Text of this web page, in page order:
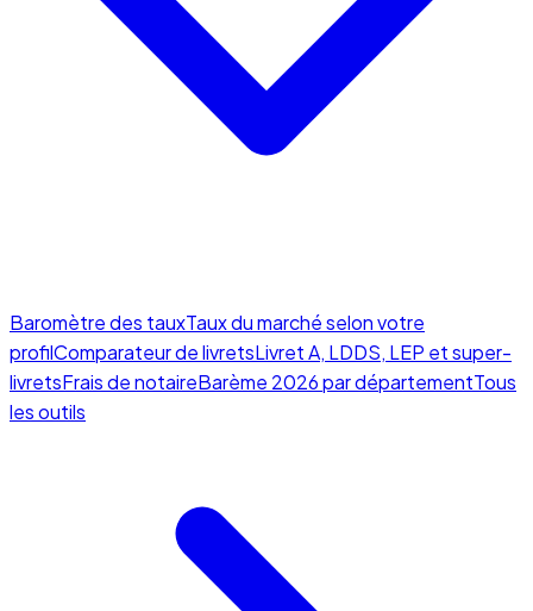
Baromètre des tauxTaux du marché selon votre
profilComparateur de livretsLivret A, LDDS, LEP et super-
livretsFrais de notaireBarème 2026 par départementTous
les outils